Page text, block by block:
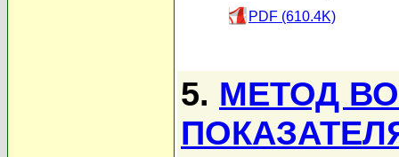
PDF (610.4K)
5. МЕТОД